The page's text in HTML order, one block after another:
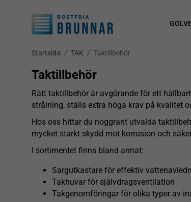
Startsida / TAK / Taktillbehör
Taktillbehör
Rätt taktillbehör är avgörande för ett
strålning, ställs extra höga krav på kvalitet
Hos oss hittar du noggrant utvalda
mycket starkt skydd mot korrosion och
I sortimentet finns bland annat:
Sargutkastare för effektiv
Takhuvar för självdragsventilation
Takgenomföringar för olika typer av